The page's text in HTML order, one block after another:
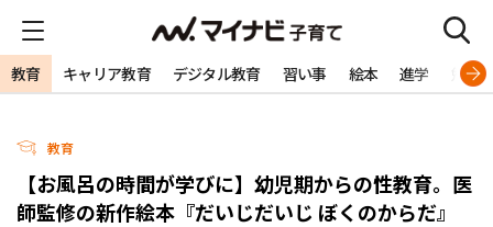
教育 キャリア教育 デジタル教育 習い事 絵本 進学 勉強
教育
【お風呂の時間が学びに】幼児期からの性教育。医
師監修の新作絵本『だいじだいじ ぼくのからだ』